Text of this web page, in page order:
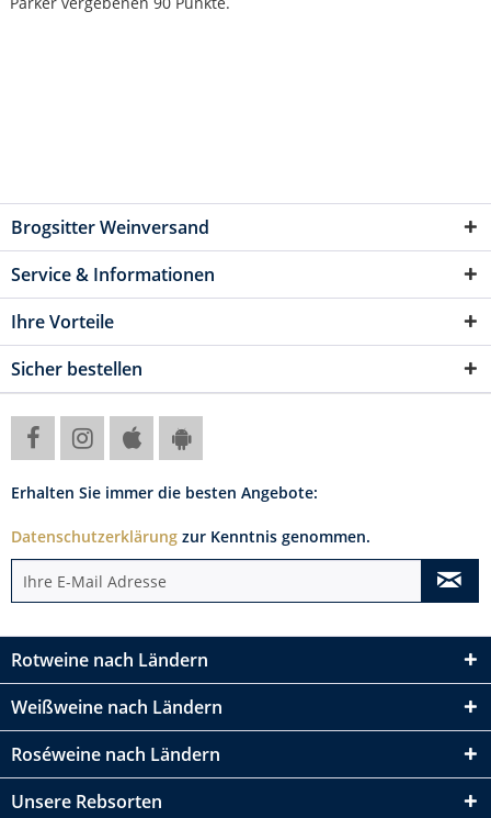
Brogsitter Weinversand
Service & Informationen
Ihre Vorteile
Sicher bestellen
Erhalten Sie immer die besten Angebote:
Datenschutzerklärung zur Kenntnis genommen.
Rotweine nach Ländern
Weißweine nach Ländern
Roséweine nach Ländern
Unsere Rebsorten